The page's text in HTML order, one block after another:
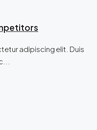
adipiscing elit. Duis